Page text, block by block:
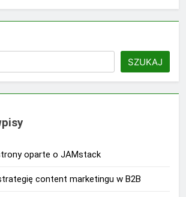
SZUKAJ
oparte o JAMstack
content marketingu w B2B